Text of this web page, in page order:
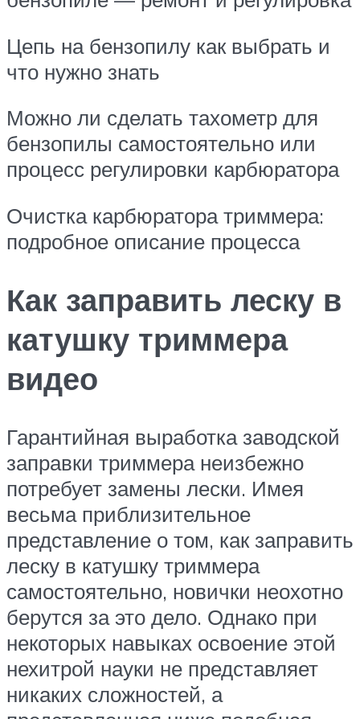
Цепь на бензопилу как выбрать и
что нужно знать
Можно ли сделать тахометр для
бензопилы самостоятельно или
процесс регулировки карбюратора
Очистка карбюратора триммера:
подробное описание процесса
Как заправить леску в
катушку триммера
видео
Гарантийная выработка заводской
заправки триммера неизбежно
потребует замены лески. Имея
весьма приблизительное
представление о том, как заправить
леску в катушку триммера
самостоятельно, новички неохотно
берутся за это дело. Однако при
некоторых навыках освоение этой
нехитрой науки не представляет
никаких сложностей, а